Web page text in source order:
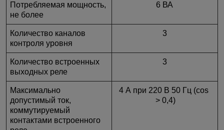
Потребляемая мощность,
не более
6 ВА
Количество каналов
контроля уровня
3
Количество встроенных
выходных реле
3
Максимально
допустимый ток,
коммутируемый
контактами встроенного
4 А при 220 В 50 Гц (cos
> 0,4)